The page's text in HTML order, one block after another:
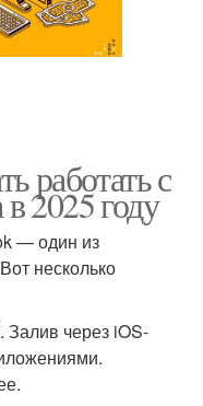
работать с
2025 году
— один из
несколько
через iOS-